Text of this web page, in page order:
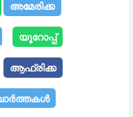
അമേരിക്ക
യൂറോപ്പ്
ആഫ്രിക്ക